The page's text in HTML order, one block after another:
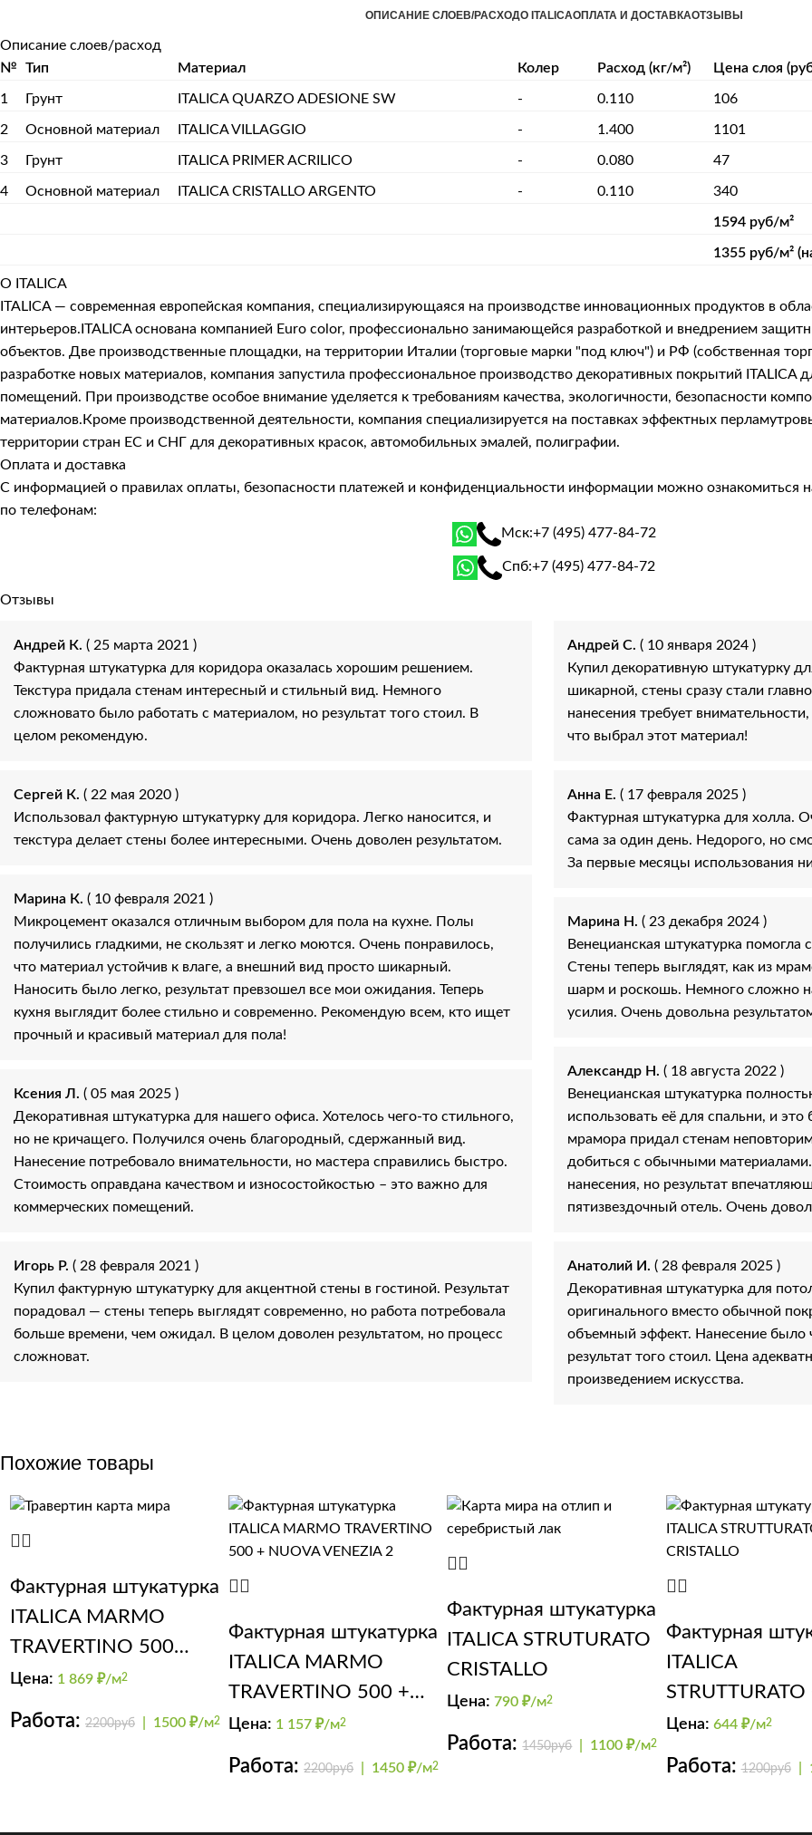
ОПИСАНИЕ СЛОЕВ/РАСХОДО ITALICAОПЛАТА И ДОСТАВКАОТЗЫВЫ
Описание слоев/расход
№
Тип Материал Колер Расход (кг/м²) Цена слоя
1 Грунт ITALICA QUARZO ADESIONE SW - 0.110 106
2 Основной материал ITALICA VILLAGGIO - 1.400 1101
3 Грунт ITALICA PRIMER ACRILICO - 0.080 47
4 Основной материал ITALICA CRISTALLO ARGENTO - 0.110 340
1594 руб/м²
1355 руб/м²
О ITALICA
ITALICA — современная европейская компания, специализирующаяся на производстве инновационных продуктов в
интерьеров.ITALICA основана компанией Euro color, профессионально занимающейся разработкой и внедрением
объектов. Две производственные площадки, на территории Италии (торговые марки "под ключ") и РФ (собственная
разработке новых материалов, компания запустила профессиональное производство декоративных покрытий
помещений. При производстве особое внимание уделяется к требованиям качества, экологичности, безопасности
материалов.Кроме производственной деятельности, компания специализируется на поставках эффектных
территории стран ЕС и СНГ для декоративных красок, автомобильных эмалей, полиграфии.
Оплата и доставка
С информацией о правилах оплаты, безопасности платежей и конфиденциальности информации можно ознакомиться
по телефонам:
Мск:+7 (495) 477-84-72
Спб:+7 (495) 477-84-72
Отзывы
Андрей К. ( 25 марта 2021 )
Фактурная штукатурка для коридора оказалась хорошим решением.
Текстура придала стенам интересный и стильный вид. Немного
сложновато было работать с материалом, но результат того стоил. В
целом рекомендую.
Сергей К. ( 22 мая 2020 )
Использовал фактурную штукатурку для коридора. Легко наносится, и
текстура делает стены более интересными. Очень доволен результатом.
Марина К. ( 10 февраля 2021 )
Микроцемент оказался отличным выбором для пола на кухне. Полы
получились гладкими, не скользят и легко моются. Очень понравилось,
что материал устойчив к влаге, а внешний вид просто шикарный.
Наносить было легко, результат превзошел все мои ожидания. Теперь
кухня выглядит более стильно и современно. Рекомендую всем, кто ищет
прочный и красивый материал для пола!
Ксения Л. ( 05 мая 2025 )
Декоративная штукатурка для нашего офиса. Хотелось чего-то стильного,
но не кричащего. Получился очень благородный, сдержанный вид.
Нанесение потребовало внимательности, но мастера справились быстро.
Стоимость оправдана качеством и износостойкостью – это важно для
коммерческих помещений.
Игорь Р. ( 28 февраля 2021 )
Купил фактурную штукатурку для акцентной стены в гостиной. Результат
порадовал — стены теперь выглядят современно, но работа потребовала
больше времени, чем ожидал. В целом доволен результатом, но процесс
сложноват.
Андрей С. ( 10 января 2024 )
Купил декоративную штукатурку
шикарной, стены сразу стали
нанесения требует
что выбрал этот материал!
Анна Е. ( 17 февраля 2025 )
Фактурная штукатурка для холла.
сама за один день. Недорого, но
За первые месяцы использования
Марина Н. ( 23 декабря 2024 )
Венецианская штукатурка помогла
Стены теперь выглядят, как из
шарм и роскошь. Немного сложно
усилия. Очень довольна
Александр Н. ( 18 августа 2022 )
Венецианская штукатурка
использовать её для спальни, и
мрамора придал стенам
добиться с обычными
нанесения, но результат
пятизвездочный отель. Очень
Анатолий И. ( 28 февраля 2025 )
Декоративная штукатурка для
оригинального вместо обычной
объемный эффект. Нанесение было
результат того стоил. Цена
произведением искусства.
Похожие товары
Фактурная штукатурка
ITALICA MARMO
TRAVERTINO 500
Nuova Venezia
Цена: 1 869 ₽/м2
Работа: 2200руб 1500 ₽/м2
Фактурная штукатурка
ITALICA MARMO
TRAVERTINO 500 +
NUOVA VENEZIA 2
Цена: 1 157₽/м2
Работа:2200руб 1450 ₽/м2
Фактурная штукатурка
ITALICA STRUTURATO
CRISTALLO
Цена:790₽/м2
Работа:1450руб| 1100 ₽/м2
Фактурная
ITALICA
STRUTTURATO
CRISTALLO
Цена: 644 ₽/м2
Работа:1200руб|